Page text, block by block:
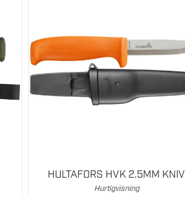
HULTAFORS HVK 2.5MM KNIV
Hurtigvisning